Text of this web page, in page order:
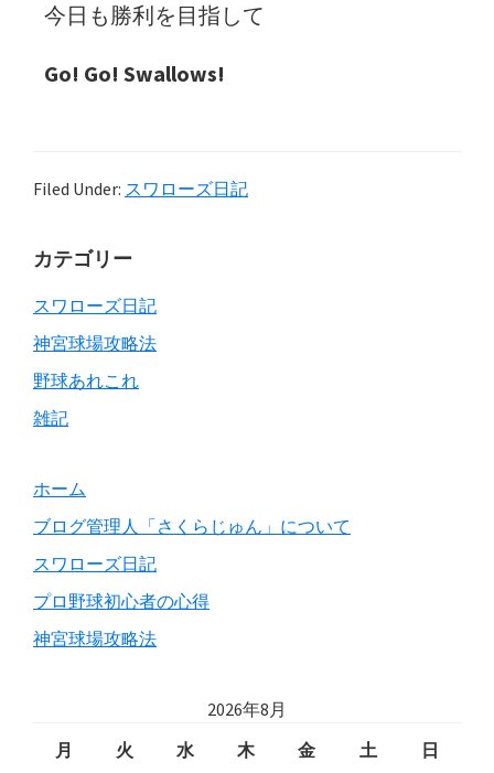
今日も勝利を目指して
Go! Go! Swallows!
Filed Under: スワローズ日記
Primary
Sidebar
カテゴリー
スワローズ日記
神宮球場攻略法
野球あれこれ
雑記
ホーム
ブログ管理人「さくらじゅん」について
スワローズ日記
プロ野球初心者の心得
神宮球場攻略法
2026年8月
月
火 水 木 金 土 日